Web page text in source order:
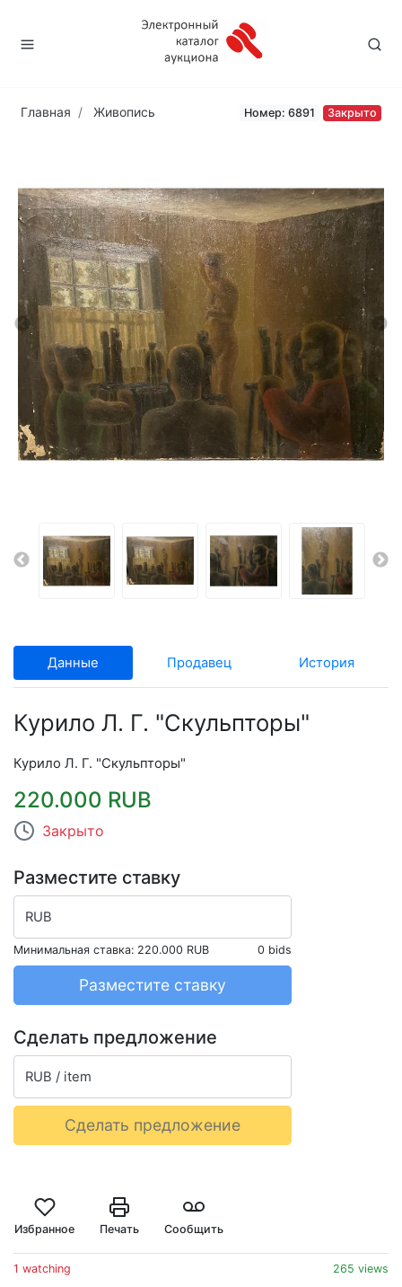
Главная Живопись Номер: 6891 Закрыто
Данные Продавец История
Курило Л. Г. "Скульпторы"
Курило Л. Г. "Скульпторы"
220.000 RUB
Закрыто
Разместите ставку
RUB
Минимальная ставка: 220.000 RUB 0 bids
Разместите ставку
Сделать предложение
RUB / item
Сделать предложение
Избранное Печать Сообщить
1 watching 265 views